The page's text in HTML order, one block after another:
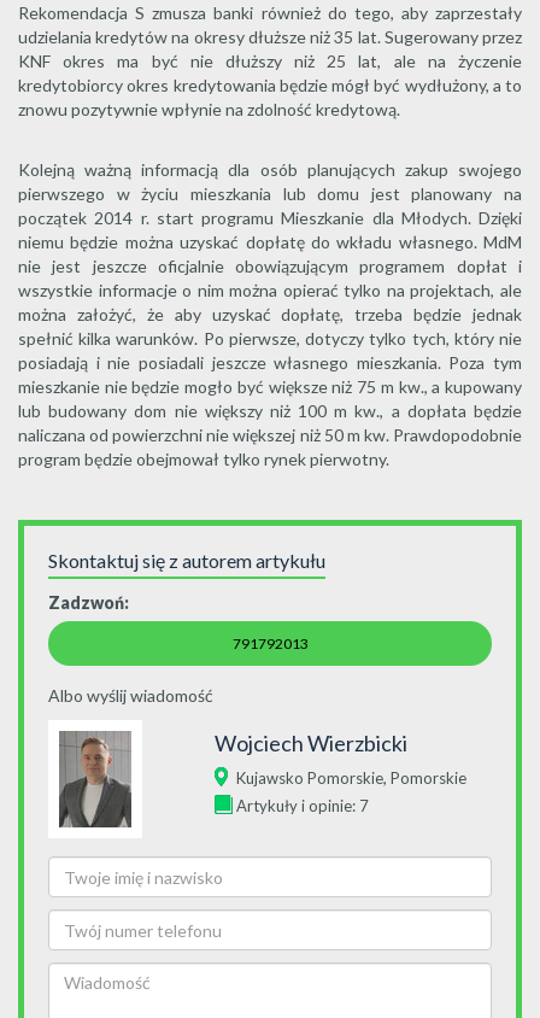
Rekomendacja S zmusza banki również do tego, aby zaprzestały
udzielania kredytów na okresy dłuższe niż 35 lat. Sugerowany przez
KNF okres ma być nie dłuższy niż 25 lat, ale na życzenie
kredytobiorcy okres kredytowania będzie mógł być wydłużony, a to
znowu pozytywnie wpłynie na zdolność kredytową.
Kolejną ważną informacją dla osób planujących zakup swojego
pierwszego w życiu mieszkania lub domu jest planowany na
początek 2014 r. start programu Mieszkanie dla Młodych. Dzięki
niemu będzie można uzyskać dopłatę do wkładu własnego. MdM
nie jest jeszcze oficjalnie obowiązującym programem dopłat i
wszystkie informacje o nim można opierać tylko na projektach, ale
można założyć, że aby uzyskać dopłatę, trzeba będzie jednak
spełnić kilka warunków. Po pierwsze, dotyczy tylko tych, który nie
posiadają i nie posiadali jeszcze własnego mieszkania. Poza tym
mieszkanie nie będzie mogło być większe niż 75 m kw., a kupowany
lub budowany dom nie większy niż 100 m kw., a dopłata będzie
naliczana od powierzchni nie większej niż 50 m kw. Prawdopodobnie
program będzie obejmował tylko rynek pierwotny.
Skontaktuj się z autorem artykułu
Zadzwoń:
791792013
Albo wyślij wiadomość
Wojciech Wierzbicki
Kujawsko Pomorskie, Pomorskie
Artykuły i opinie: 7